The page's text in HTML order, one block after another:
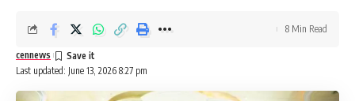
Last updated: June 13, 2026 8:27 pm
cennews
8 Min Read